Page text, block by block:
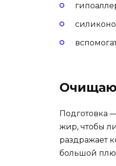
Подготовка
жир, чтобы
раздражает
большой